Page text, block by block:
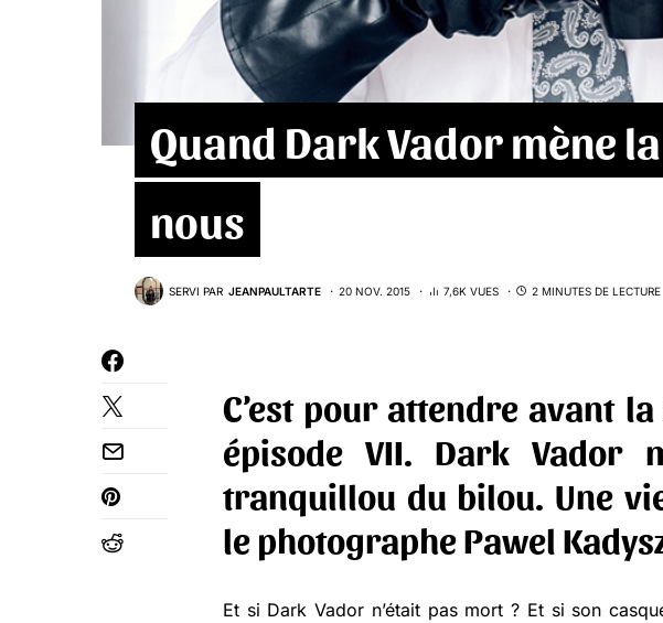
Quand Dark Vador mène
nous
SERVI PAR JEANPAULTARTE 20 NOV. 2015 7,6K VUES 2 MINUTES DE LECTURE
C’est pour attendre avant
épisode VII. Dark Vador
tranquillou du bilou. Une
le photographe Pawel
Et si Dark Vador n’était pas mort ? Et si son